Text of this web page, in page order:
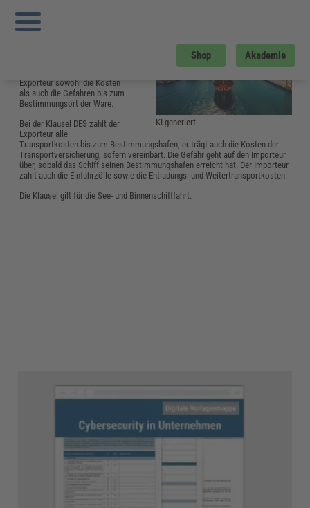
Shop Akademie
Sie sind hier:
DES (Geliefert ab Schiff)
KI-generiert
Exporteur sowohl die Kosten
als auch die Gefahren bis zum
Bestimmungsort der Ware.
Bei der Klausel DES zahlt der
Exporteur alle
Transportkosten bis zum Bestimmungshafen, er trägt auch die Kosten der
Transportversicherung, sofern vereinbart. Die Gefahr geht auf den Importeur
über, sobald das Schiff seinen Bestimmungshafen erreicht hat. Der Importeur
zahlt auch die Einfuhrzölle sowie die Entladungs- und Weitertransportkosten.
Die Klausel gilt für die See- und Binnenschifffahrt.